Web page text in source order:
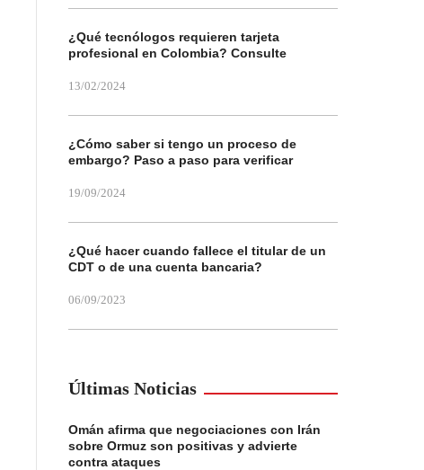
¿Qué tecnólogos requieren tarjeta
profesional en Colombia? Consulte
13/02/2024
¿Cómo saber si tengo un proceso de
embargo? Paso a paso para verificar
19/09/2024
¿Qué hacer cuando fallece el titular de un
CDT o de una cuenta bancaria?
06/09/2023
Últimas Noticias
Omán afirma que negociaciones con Irán
sobre Ormuz son positivas y advierte
contra ataques